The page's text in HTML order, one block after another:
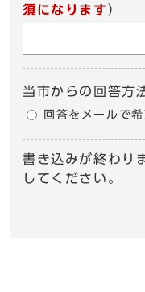
須になります ）
当市からの回答方
回答をメールで希
書き込みが終わり
してください。